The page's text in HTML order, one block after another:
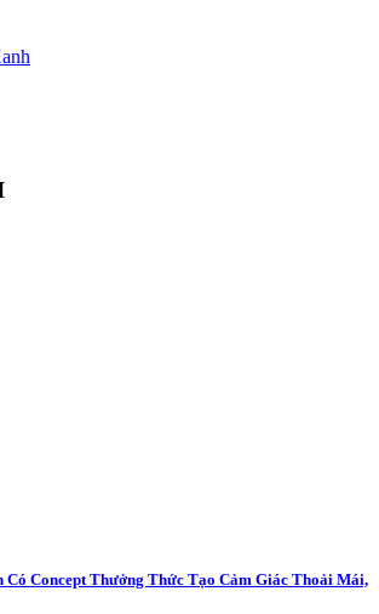
Có Concept Thưởng Thức Tạo Cảm Giác Thoải Mái,